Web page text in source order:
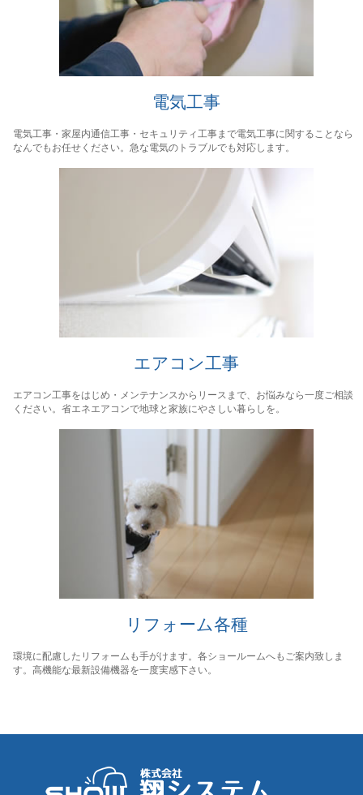
電気工事
電気工事・家屋内通信工事・セキュリティ工事まで電気工事に関することなら
なんでもお任せください。急な電気のトラブルでも対応します。
エアコン工事
エアコン工事をはじめ・メンテナンスからリースまで、お悩みなら一度ご相談
ください。省エネエアコンで地球と家族にやさしい暮らしを。
リフォーム各種
環境に配慮したリフォームも手がけます。各ショールームへもご案内致しま
す。高機能な最新設備機器を一度実感下さい。